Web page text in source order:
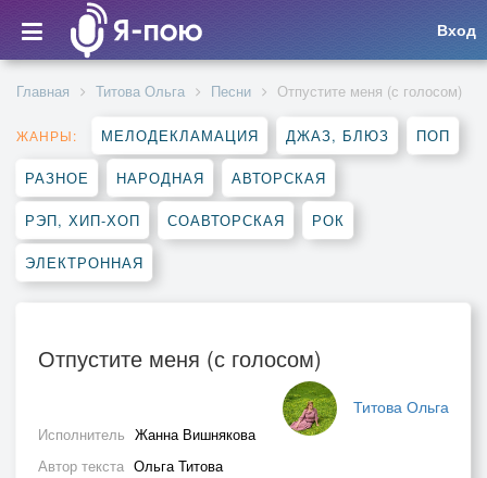
Вход
Главная Титова Ольга Песни Отпустите меня (с голосом)
ЖАНРЫ: МЕЛОДЕКЛАМАЦИЯ ДЖАЗ, БЛЮЗ ПОП
РАЗНОЕ НАРОДНАЯ АВТОРСКАЯ
РЭП, ХИП-ХОП СОАВТОРСКАЯ РОК
ЭЛЕКТРОННАЯ
Отпустите меня (с голосом)
Титова Ольга
Исполнитель Жанна Вишнякова
Автор текста Ольга Титова